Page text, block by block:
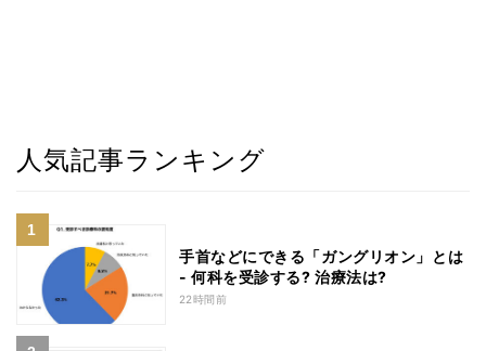
人気記事ランキング
手首などにできる「ガングリオン」とは
- 何科を受診する? 治療法は?
22時間前